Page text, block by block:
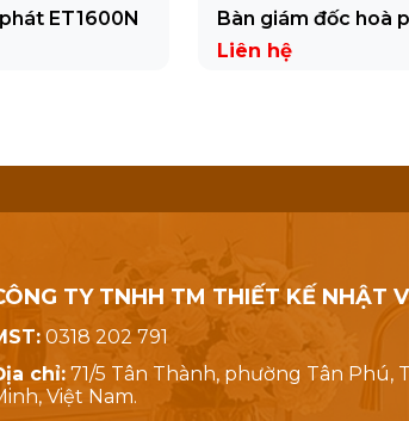
ET1600N
Bàn giám đốc hoà
Liên hệ
TY TNHH TM THIẾT KẾ NHẬT
0318 202 791
chỉ: 71/5 Tân Thành, phường Tân Phú,
Việt Nam.